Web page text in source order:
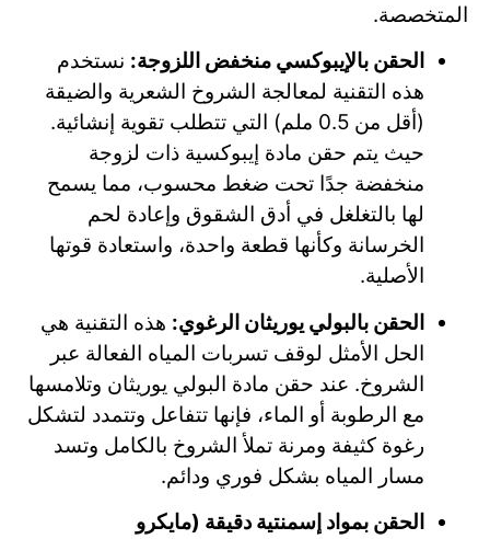
المتخصصة.
الحقن بالإيبوكسي منخفض اللزوجة: نستخدم
هذه التقنية لمعالجة الشروخ الشعرية والضيقة
(أقل من 0.5 ملم) التي تتطلب تقوية إنشائية.
حيث يتم حقن مادة إيبوكسية ذات لزوجة
منخفضة جدًا تحت ضغط محسوب، مما يسمح
لها بالتغلغل في أدق الشقوق وإعادة لحم
الخرسانة وكأنها قطعة واحدة، واستعادة قوتها
الأصلية.
الحقن بالبولي يوريثان الرغوي: هذه التقنية هي
الحل الأمثل لوقف تسربات المياه الفعالة عبر
الشروخ. عند حقن مادة البولي يوريثان وتلامسها
مع الرطوبة أو الماء، فإنها تتفاعل وتتمدد لتشكل
رغوة كثيفة ومرنة تملأ الشروخ بالكامل وتسد
مسار المياه بشكل فوري ودائم.
الحقن بمواد إسمنتية دقيقة (مايكرو